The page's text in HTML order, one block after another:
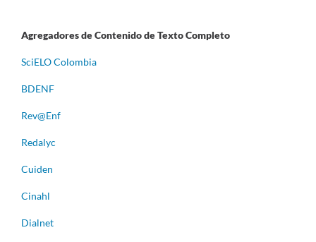
Agregadores de Contenido de Texto Completo
SciELO Colombia
BDENF
Rev@Enf
Redalyc
Cuiden
Cinahl
Dialnet